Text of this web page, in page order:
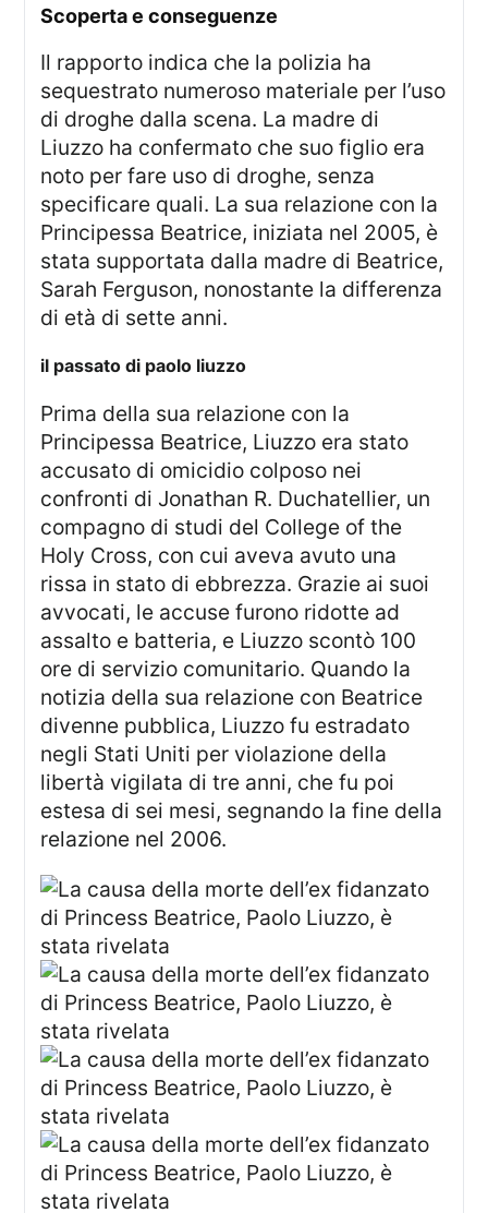
scoperta e conseguenze
Il rapporto indica che la polizia ha
sequestrato numeroso materiale per l’uso
di droghe dalla scena. La madre di
Liuzzo ha confermato che suo figlio era
noto per fare uso di droghe, senza
specificare quali. La sua relazione con la
Principessa Beatrice, iniziata nel 2005, è
stata supportata dalla madre di Beatrice,
Sarah Ferguson, nonostante la differenza
di età di sette anni.
il passato di paolo liuzzo
Prima della sua relazione con la
Principessa Beatrice, Liuzzo era stato
accusato di omicidio colposo nei
confronti di Jonathan R. Duchatellier, un
compagno di studi del College of the
Holy Cross, con cui aveva avuto una
rissa in stato di ebbrezza. Grazie ai suoi
avvocati, le accuse furono ridotte ad
assalto e batteria, e Liuzzo scontò 100
ore di servizio comunitario. Quando la
notizia della sua relazione con Beatrice
divenne pubblica, Liuzzo fu estradato
negli Stati Uniti per violazione della
libertà vigilata di tre anni, che fu poi
estesa di sei mesi, segnando la fine della
relazione nel 2006.